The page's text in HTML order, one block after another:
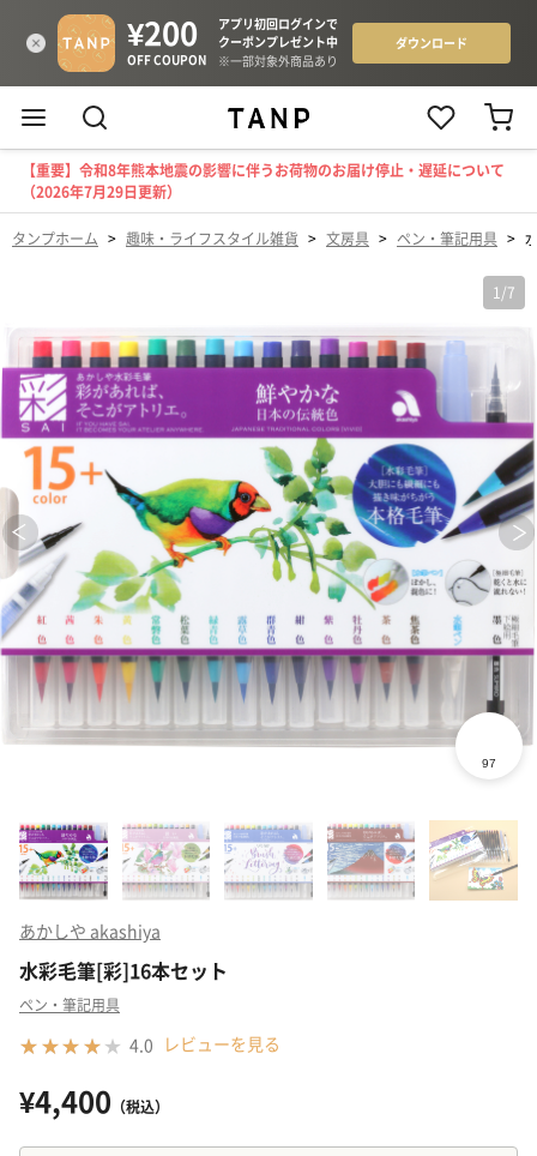
【重要】令和8年熊本地震の影響に伴うお荷物のお届け停止・遅延について
（2026年7月29日更新）
タンプホーム > 趣味・ライフスタイル雑貨 > 文房具 > ペン・筆記用具 >
1 /7
あかしや akashiya
水彩毛筆[彩]16本セット
ペン・筆記用具
4.0 レビューを見る
¥4,400 （税込）